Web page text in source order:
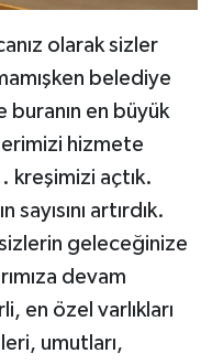
olarak sizler
belediye
buranın en büyük
hizmete
kreşimizi açtık.
sayısını artırdık.
geleceğinize
devam
en özel varlıkları
umutları,